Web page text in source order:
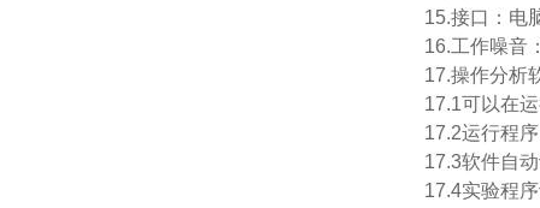
15.接口：电
16.工作噪音
17.操作分析
17.1可以在
17.2运行程
17.3软件自
17.4实验程